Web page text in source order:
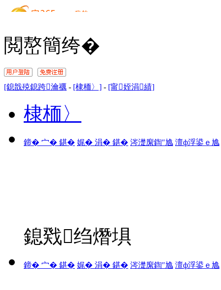
閲嶅簡绔�
[鎴戠殑鎴跨瀹禲 - [棣栭〉] - [甯姪涓績]
棣栭〉
鍗� 宀� 鍖� 娓� 涓� 鍖� 涔濋緳鍧″尯 澶ф浮鍙ｅ尯
鎴戣绉熸埧
鍗� 宀� 鍖� 娓� 涓� 鍖� 涔濋緳鍧″尯 澶ф浮鍙ｅ尯